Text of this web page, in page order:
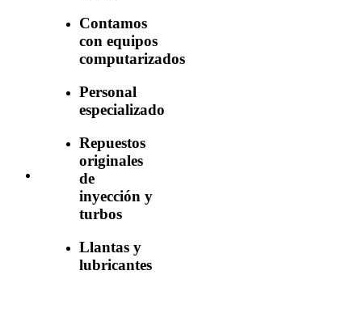
Contamos
con equipos
computarizados
Personal
especializado
Repuestos
originales
de
inyección y
turbos
Llantas y
lubricantes